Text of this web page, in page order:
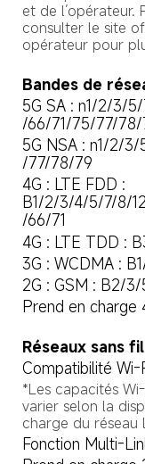
et de l’opérateur.
consulter le site
opérateur pour
Bandes de
5G SA : n1/2/3/
/66/71/75/77/78/
5G NSA : n1/2/
/77/78/79
4G : LTE FDD :
B1/2/3/4/5/7/8/
/66/71
4G : LTE TDD :
3G : WCDMA :
2G : GSM : B2/
Prend en charge
Réseaux sans fil
Compatibilité Wi-
*Les capacités
varier selon la
charge du réseau
Fonction Multi-